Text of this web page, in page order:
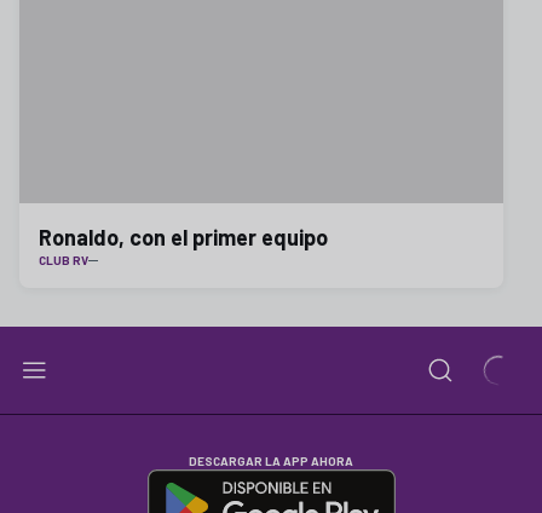
Ronaldo, con el primer equipo
CLUB RV
DESCARGAR LA APP AHORA